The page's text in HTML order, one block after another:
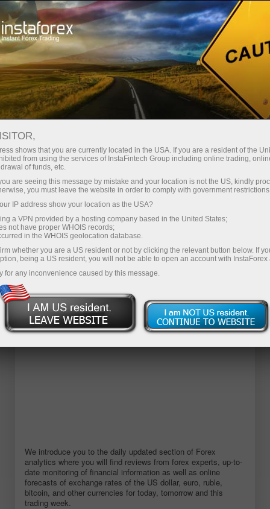
For Traders Analytical Reviews Technical analysis
30.04.2025: विदेशी मुद्रा विश्लेषण और
समीक्षा: Forex forecast 29/04/2025:
EUR/USD, GBP/USD, Gold, Ethereum
and Bitcoin
ट्रेडिंग खाता खोलें
डेमो खाता खोलें
We introduce you to the daily updated section of Forex
analytics where you will find reviews from forex experts, up-to-
date monitoring of financial information as well as online
forecasts of exchange rates of the US dollar, euro, ruble,
bitcoin, and other currencies for today, tomorrow and this
trading week.
shows that you are currently located in the USA. If you are a resident of the
from using the services of InstaFintech Group including online trading,
of funds, etc.
are seeing this message by mistake and your location is not the US, kindly
you must leave the website in order to comply with government
IP address show your location as the USA?
a VPN provided by a hosting company based in the United States;
not have proper WHOIS records;
in the WHOIS geolocation database.
whether you are a US resident or not by clicking the relevant button below. If
being a US resident, you will not be able to open an account with InstaForex
for any inconvenience caused by this message.